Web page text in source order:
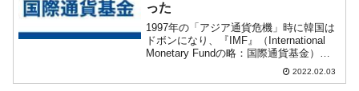
った
1997年の「アジア通貨危機」時に韓国は
ドボンになり、『IMF』（International
Monetary Fundの略：国際通貨基金）の
管理下に置かれました。韓国では、この
ときの経験を日本による併合に続く「国
2022.02.03